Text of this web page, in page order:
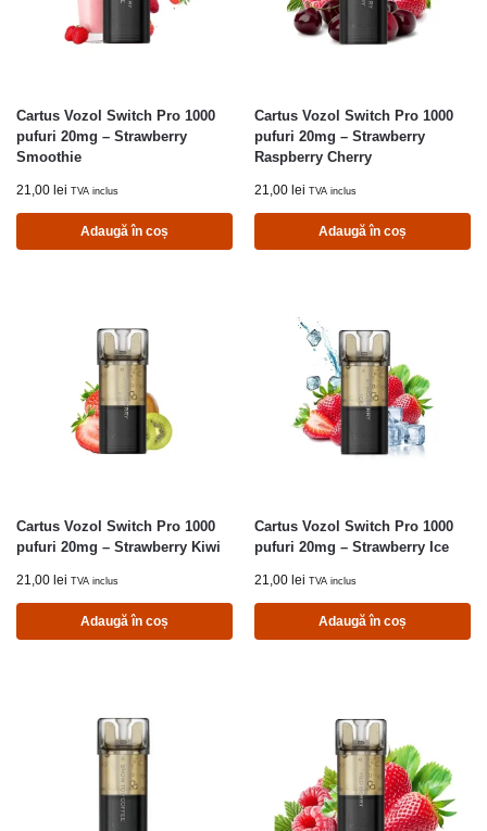
Cartus Vozol Switch Pro 1000
pufuri 20mg – Strawberry
Smoothie
21,00 lei TVA inclus
Adaugă în coș
Cartus Vozol Switch Pro 1000
pufuri 20mg – Strawberry
Raspberry Cherry
21,00 lei TVA inclus
Adaugă în coș
Cartus Vozol Switch Pro 1000
pufuri 20mg – Strawberry Kiwi
21,00 lei TVA inclus
Adaugă în coș
Cartus Vozol Switch Pro 1000
pufuri 20mg – Strawberry Ice
21,00 lei TVA inclus
Adaugă în coș